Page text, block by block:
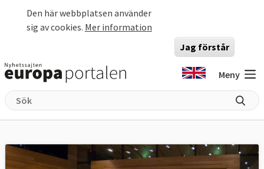
Den här webbplatsen använder
sig av cookies. Mer information
Jag förstår
Meny